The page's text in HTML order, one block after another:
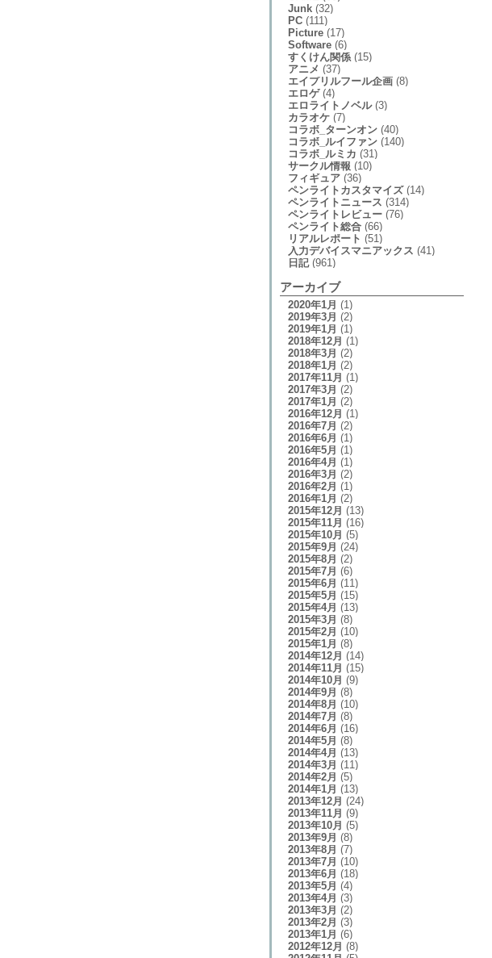
Junk(32)
PC(111)
Picture(17)
Software(6)
すくけん関係(15)
アニメ (37)
エイプリルフール企画(8)
エロゲ(4)
エロライトノベル(3)
カラオケ(7)
コラボ_ターンオン(40)
コラボ_ルイファン(140)
コラボ_ルミカ (31)
サークル情報 (10)
フィギュア(36)
ペンライトカスタマイズ(14)
ペンライトニュース (314)
ペンライトレビュー(76)
ペンライト総合(66)
リアルレポート (51)
入力デバイスマニアックス (41)
日記(961)
アーカイブ
2020年1月 (1)
2019年3月 (2)
2019年1月 (1)
2018年12月 (1)
2018年3月 (2)
2018年1月 (2)
2017年11月 (1)
2017年3月 (2)
2017年1月 (2)
2016年12月 (1)
2016年7月 (2)
2016年6月 (1)
2016年5月 (1)
2016年4月 (1)
2016年3月 (2)
2016年2月 (1)
2016年1月 (2)
2015年12月 (13)
2015年11月 (16)
2015年10月 (5)
2015年9月 (24)
2015年8月 (2)
2015年7月 (6)
2015年6月 (11)
2015年5月 (15)
2015年4月 (13)
2015年3月 (8)
2015年2月 (10)
2015年1月 (8)
2014年12月 (14)
2014年11月 (15)
2014年10月 (9)
2014年9月 (8)
2014年8月 (10)
2014年7月 (8)
2014年6月 (16)
2014年5月 (8)
2014年4月 (13)
2014年3月 (11)
2014年2月 (5)
2014年1月 (13)
2013年12月 (24)
2013年11月 (9)
2013年10月 (5)
2013年9月 (8)
2013年8月 (7)
2013年7月 (10)
2013年6月 (18)
2013年5月 (4)
2013年4月 (3)
2013年3月 (2)
2013年2月 (3)
2013年1月 (6)
2012年12月 (8)